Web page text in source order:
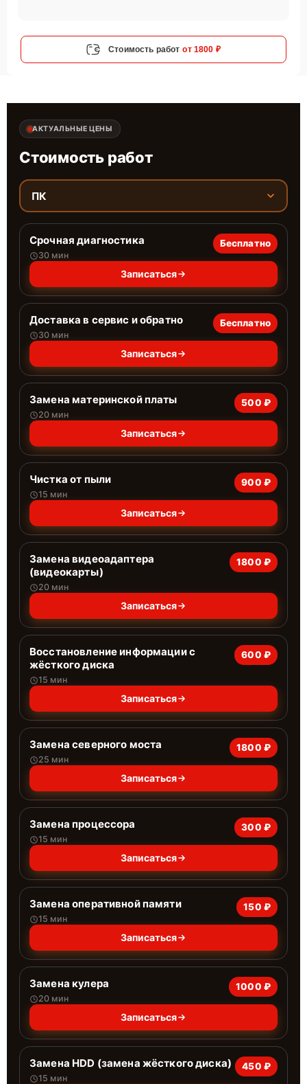
Стоимость работ от 1800 ₽
АКТУАЛЬНЫЕ ЦЕНЫ
Стоимость работ
ПК
Срочная диагностика
30 мин
Бесплатно
Записаться
Доставка в сервис и обратно
30 мин
Бесплатно
Записаться
Замена материнской платы
20 мин
500 ₽
Записаться
Чистка от пыли
15 мин
900 ₽
Записаться
Замена видеоадаптера
(видеокарты)
20 мин
1800 ₽
Записаться
Восстановление информации с
жёсткого диска
15 мин
600 ₽
Записаться
Замена северного моста
25 мин
1800 ₽
Записаться
Замена процессора
15 мин
300 ₽
Записаться
Замена оперативной памяти
15 мин
150 ₽
Записаться
Замена кулера
20 мин
1000 ₽
Записаться
Замена HDD (замена жёсткого диска)
15 мин
450 ₽